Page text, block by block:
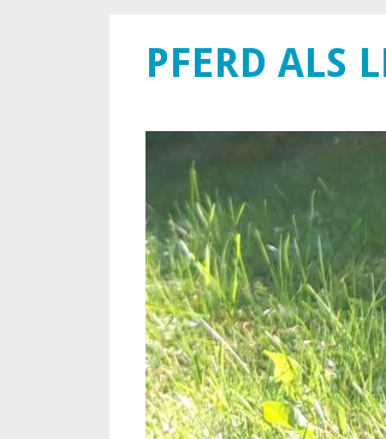
PFERD ALS